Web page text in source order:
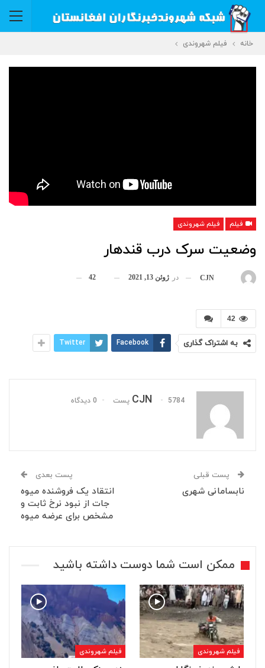
خانه فیلم شهروندی
فیلم فیلم شهروندی
وضعیت سرک درب قندهار
CJN در ژوئن 13, 2021 42
42
به اشتراک گذاری Facebook
Twitter
CJN 5784 پست 0 دیدگاه
پست قبلی
نابسامانی شهری
پست بعدی
انتقاد یک فروشنده میوه
جات از نبود نرخ ثابت و
مشخص برای عرضه میوه
ممکن است شما دوست داشته باشید
فیلم شهروندی فیلم شهروندی